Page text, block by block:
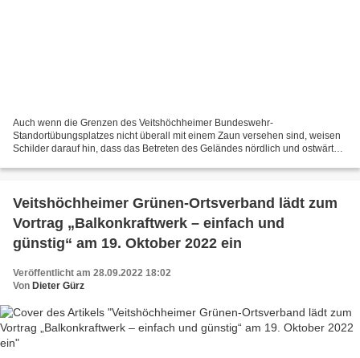
Auch wenn die Grenzen des Veitshöchheimer Bundeswehr-
Standortübungsplatzes nicht überall mit einem Zaun versehen sind, weisen
Schilder darauf hin, dass das Betreten des Geländes nördlich und ostwärts
Veitshöchheimer Grünen-Ortsverband lädt zum
Vortrag „Balkonkraftwerk – einfach und
günstig“ am 19. Oktober 2022 ein
Veröffentlicht am 28.09.2022 18:02
Von Dieter Gürz